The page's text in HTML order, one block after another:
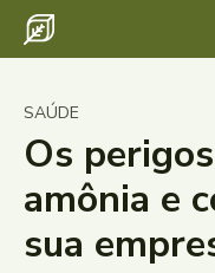
SAÚDE
Os
amônia e
sua